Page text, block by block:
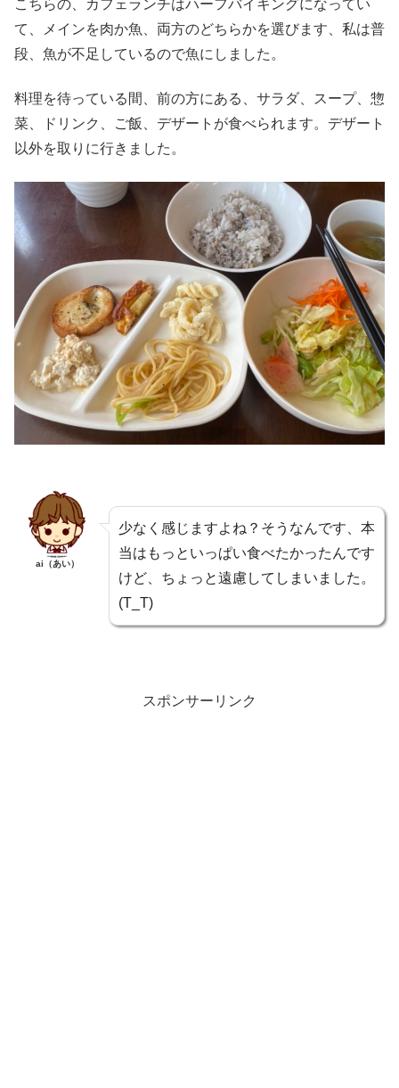
こちらの、カフェランチはハーフバイキングになってい
て、メインを肉か魚、両方のどちらかを選びます、私は普
段、魚が不足しているので魚にしました。
料理を待っている間、前の方にある、サラダ、スープ、惣
菜、ドリンク、ご飯、デザートが食べられます。デザート
以外を取りに行きました。
ai（あい）
少なく感じますよね？そうなんです、本
当はもっといっぱい食べたかったんです
けど、ちょっと遠慮してしまいました。
(T_T)
スポンサーリンク